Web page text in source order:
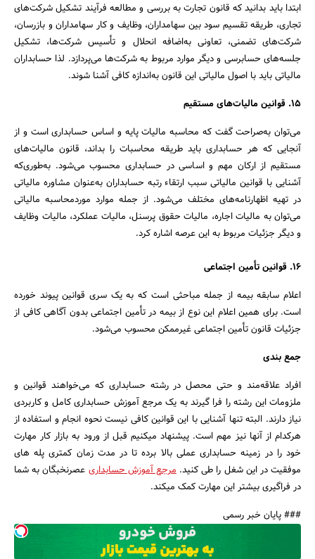
ابتدا باید بدانید که قانون تجارت به بررسی و مطالعه فرآیند تشکیل شرکت‌های
تجاری، طریقه تقسیم سود بین سهامداران، وظایف و کار سهامداران و بازرسان،
شرکت‌های تضمنی، تعاونی به‌اضافه انحلال و تأسیس شرکت‌ها، تشکیل
جلسه‌های حسابرسی و دیگر موارد مربوط به شرکت‌ها می‌پردازد. لذا حسابداران
مالیاتی باید با اصول مالیاتی این قانون به‌اندازه کافی آشنا شوند.
15. قوانین مالیات‌های مستقیم
می‌توان به‌صراحت گفت که محاسبه مالیات پایه و اساس حسابداری است و از
آنجایی که هر حسابداری باید طریقه محاسبات را بداند، قانون مالیات‌های
مستقیم از ارکان مهم و اساسی در حسابداری محسوب می‌شود. به‌طوری‌که
آشنایی با قوانین مالیاتی سبب ارتقاء رتبه حسابداران به‌عنوان مشاوره مالیاتی
در تهیه اظهارنامه‌های مختلف می‌شود. از جمله موارد موردمحاسبه مالیاتی
می‌توان به مالیات اجاره، مالیات حقوق پرسنل، مالیات عملکرد، مالیات وظایف
و دیگر جزئیات مربوط به این عرصه اشاره کرد.
16. قوانین تأمین اجتماعی
اعلام سابقه بیمه از جمله مباحثی است که به یک سری قوانین پیوند خورده
است. برای همین اعلام این نوع از بیمه در تأمین اجتماعی بدون آگاهی کافی از
جزئیات قانون تأمین اجتماعی غیرممکن محسوب می‌شود.
جمع بندی
افراد علاقه‌مند و حتی محصل در رشته حسابداری که می‌خواهند قوانین و
ملزومات این رشته را فرا گیرند به یک مرجع آموزش حسابداری کامل و کاربردی
نیاز دارند. البته تنها آشنایی با این قوانین کافی نیست نحوه انجام و استفاده از
هرکدام از آنها نیز مهم است. پیشنهاد میکنیم قبل از ورود به بازار کار مهارت
خود را در زمینه حسابداری عملی بالا برده تا در مدت زمان کمتری پله های
موفقیت در این شغل را طی کنید.مرجع آموزش حسابداری عصرنخبگان به شما
در فراگیری بیشتر این مهارت کمک میکند.
### پایان خبر رسمی